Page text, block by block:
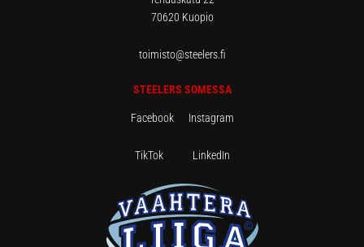
70620 Kuopio
toimisto@steelers.fi
STEELERS SOMESSA
Facebook Instagram
TikTok LinkedIn